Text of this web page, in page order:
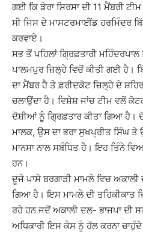
ਗਈ ਕਿ ਡੇਰਾ ਸਿਰਸਾ ਦੀ 11 ਮੈਂਬਰੀ
ਸੀ ਜਿਸ ਦੇ ਮਾਸਟਰਮਾਈਂਡ ਹਰਮਿੰਦਰ
ਕਰਵਾਏ।
ਸਭ ਤੋਂ ਪਹਿਲਾਂ ਗ੍ਰਿਫ਼ਤਾਰੀ
ਪਾਲਮਪੁਰ ਜ਼ਿਲ੍ਹੇ ਵਿਚੋਂ ਕੀਤੀ ਗਈ ਹੈ।
ਦਾ ਮੈਂਬਰ ਹੈ ਤੇ ਫ਼ਰੀਦਕੋਟ ਜ਼ਿਲ੍ਹੇ ਦੇ
ਚਲਾਉਂਦਾ ਹੈ। ਵਿਸ਼ੇਸ਼ ਜਾਂਚ ਟੀਮ ਵਲੋਂ
ਦੋਸ਼ੀਆਂ ਨੂੰ ਗ੍ਰਿਫ਼ਤਾਰ ਕੀਤਾ ਗਿਆ ਹੈ।
ਮਾਲਕ, ਉਸ ਦਾ ਭਰਾ ਸੁਖਪ੍ਰੀਤ ਸਿੰਘ ਤੇ
ਮਾਨਸਾ ਨਾਲ ਸਬੰਧਿਤ ਹੈ। ਇਹ ਤਿੰਨੇ
ਹਨ।
ਦੂਜੇ ਪਾਸੇ ਬਰਗਾੜੀ ਮਾਮਲੇ ਵਿਚ
ਗਿਆ ਹੈ। ਇਸ ਮਾਮਲੇ ਦੀ ਤਹਿਕੀਕਾਤ
ਰਹੇ ਹਨ ਜਦੋਂ ਅਕਾਲੀ ਦਲ- ਭਾਜਪਾ ਦੀ
ਅਧਿਕਾਰੀ ਇਸ ਕੇਸ ਨੂੰ ਹੱਲ ਕਰਨਾ